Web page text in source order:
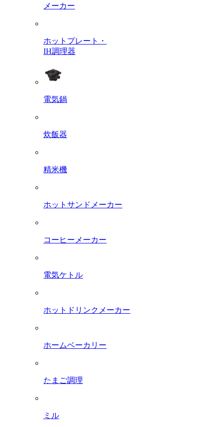
メーカー
ホットプレート・
IH調理器
電気鍋
炊飯器
精米機
ホットサンドメーカー
コーヒーメーカー
電気ケトル
ホットドリンクメーカー
ホームベーカリー
たまご調理
ミル